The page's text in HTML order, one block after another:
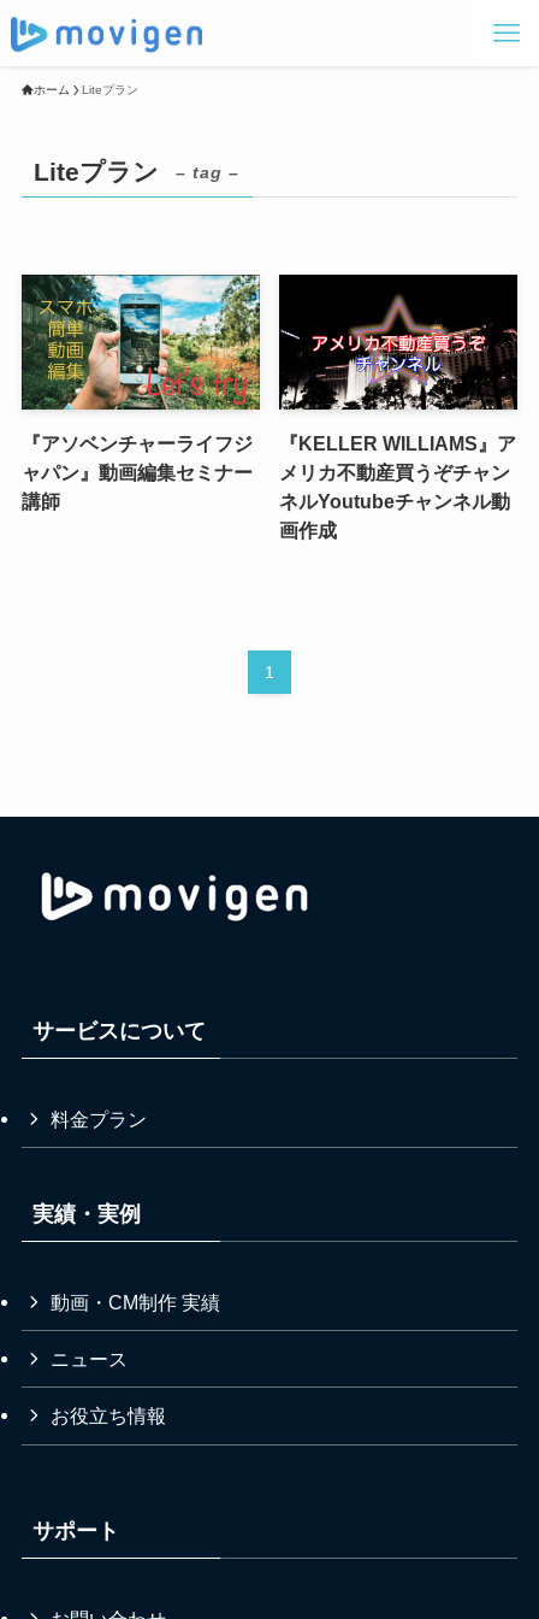
ホーム Liteプラン
Liteプラン – tag –
『アソベンチャーライフジ
ャパン』動画編集セミナー
講師
『KELLER WILLIAMS』ア
メリカ不動産買うぞチャン
ネルYoutubeチャンネル動
画作成
1
サービスについて
料金プラン
実績・実例
動画・CM制作 実績
ニュース
お役立ち情報
サポート